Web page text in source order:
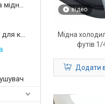
Попередньо ізольована мідна трубка
Ізольована мідна труба для кондиціонування повітря
відео
Мідна
футів 1/
Додати